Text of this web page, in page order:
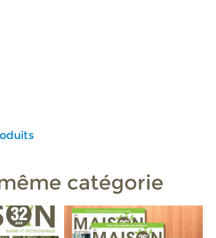
catégorie